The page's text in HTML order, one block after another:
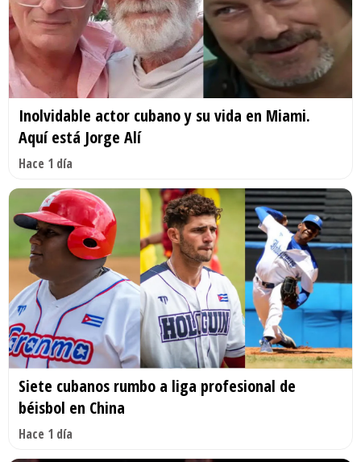
Inolvidable actor cubano y su vida en Miami.
Aquí está Jorge Alí
Hace 1 día
Siete cubanos rumbo a liga profesional de
béisbol en China
Hace 1 día